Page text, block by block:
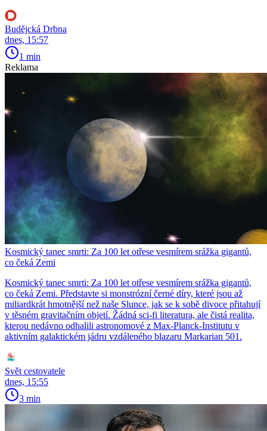
Budějcká Drbna
dnes, 15:57
1 min
Reklama
Kosmický tanec smrti: Za 100 let otřese vesmírem srážka gigantů,
co čeká Zemi
Kosmický tanec smrti: Za 100 let otřese vesmírem srážka gigantů,
co čeká Zemi. Představte si monstrózní černé díry, které jsou až
miliardkrát hmotnější než naše Slunce, jak se k sobě divoce přitahují
v těsném gravitačním objetí. Žádná sci-fi literatura, ale čistá realita,
kterou nedávno odhalili astronomové z Max-Planck-Institutu v
aktivním galaktickém jádru vzdáleného blazaru Markarian 501.
Svět cestovatele
dnes, 15:55
3 min